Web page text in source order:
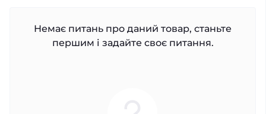
Немає питань про даний товар, станьте
першим і задайте своє питання.